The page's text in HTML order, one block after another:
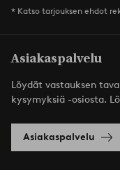
* Katso tarjouksen ehdot
Asiakaspalvelu
Löydät vastauksen
kysymyksiä -osiosta.
Asiakaspalvelu